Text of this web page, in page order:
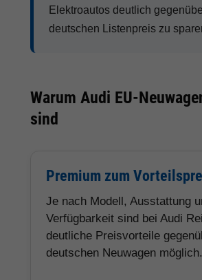
Elektroautos deutlich
deutschen Listenpreis zu
Warum Audi EU-
sind
Premium zum
Je nach Modell, Ausstattung
Verfügbarkeit sind bei Audi
deutliche Preisvorteile
deutschen Neuwagen möglich.